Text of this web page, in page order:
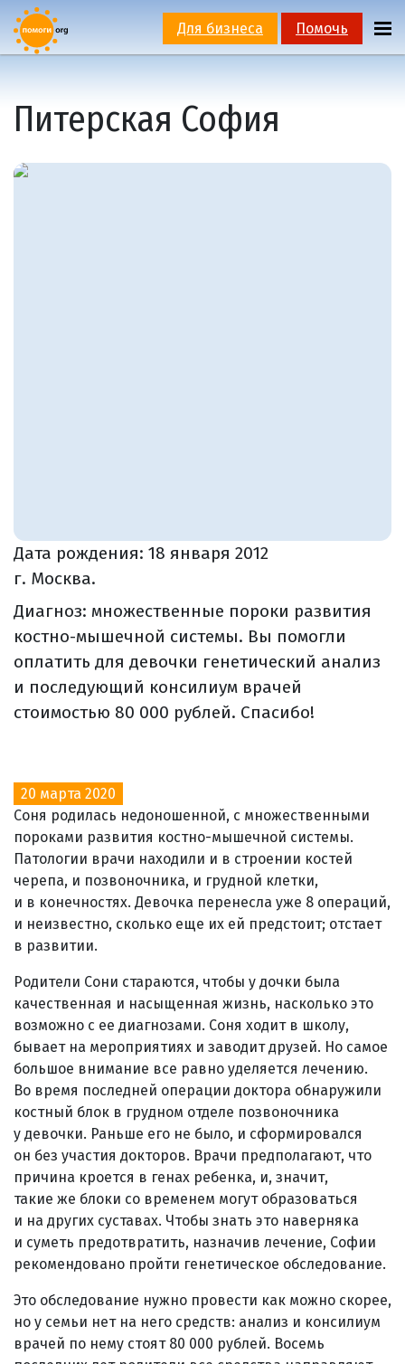
Для бизнеса Помочь
Питерская София
Дата рождения: 18 января 2012
г. Москва.
Диагноз: множественные пороки развития
костно-мышечной системы. Вы помогли
оплатить для девочки генетический анализ
и последующий консилиум врачей
стоимостью 80 000 рублей. Спасибо!
20 марта 2020
Соня родилась недоношенной, с множественными
пороками развития костно-мышечной системы.
Патологии врачи находили и в строении костей
черепа, и позвоночника, и грудной клетки,
и в конечностях. Девочка перенесла уже 8 операций,
и неизвестно, сколько еще их ей предстоит; отстает
в развитии.
Родители Сони стараются, чтобы у дочки была
качественная и насыщенная жизнь, насколько это
возможно с ее диагнозами. Соня ходит в школу,
бывает на мероприятиях и заводит друзей. Но самое
большое внимание все равно уделяется лечению.
Во время последней операции доктора обнаружили
костный блок в грудном отделе позвоночника
у девочки. Раньше его не было, и сформировался
он без участия докторов. Врачи предполагают, что
причина кроется в генах ребенка, и, значит,
такие же блоки со временем могут образоваться
и на других суставах. Чтобы знать это наверняка
и суметь предотвратить, назначив лечение, Софии
рекомендовано пройти генетическое обследование.
Это обследование нужно провести как можно скорее,
но у семьи нет на него средств: анализ и консилиум
врачей по нему стоят 80 000 рублей. Восемь